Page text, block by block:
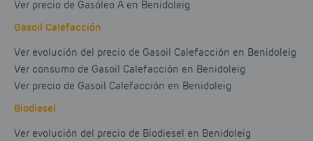
Ver precio de Gasóleo A en Benidoleig
Gasoil Calefacción
Ver evolución del precio de Gasoil Calefacción en Benidoleig
Ver consumo de Gasoil Calefacción en Benidoleig
Ver precio de Gasoil Calefacción en Benidoleig
Biodiesel
Ver evolución del precio de Biodiesel en Benidoleig